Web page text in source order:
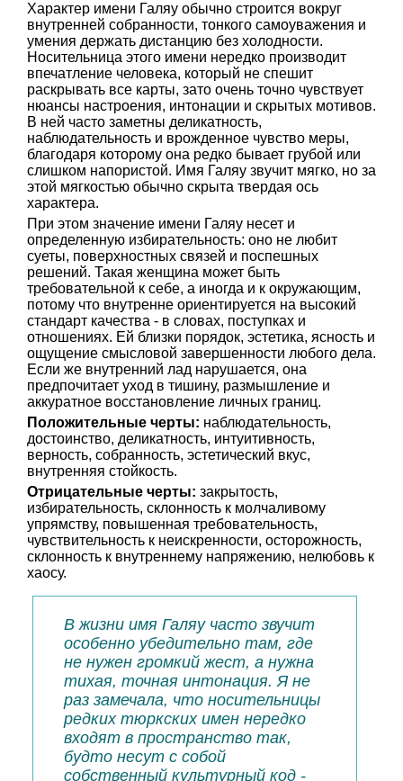
Характер имени Галяу обычно строится вокруг
внутренней собранности, тонкого самоуважения и
умения держать дистанцию без холодности.
Носительница этого имени нередко производит
впечатление человека, который не спешит
раскрывать все карты, зато очень точно чувствует
нюансы настроения, интонации и скрытых мотивов.
В ней часто заметны деликатность,
наблюдательность и врожденное чувство меры,
благодаря которому она редко бывает грубой или
слишком напористой. Имя Галяу звучит мягко, но за
этой мягкостью обычно скрыта твердая ось
характера.
При этом значение имени Галяу несет и
определенную избирательность: оно не любит
суеты, поверхностных связей и поспешных
решений. Такая женщина может быть
требовательной к себе, а иногда и к окружающим,
потому что внутренне ориентируется на высокий
стандарт качества - в словах, поступках и
отношениях. Ей близки порядок, эстетика, ясность и
ощущение смысловой завершенности любого дела.
Если же внутренний лад нарушается, она
предпочитает уход в тишину, размышление и
аккуратное восстановление личных границ.
Положительные черты: наблюдательность,
достоинство, деликатность, интуитивность,
верность, собранность, эстетический вкус,
внутренняя стойкость.
Отрицательные черты: закрытость,
избирательность, склонность к молчаливому
упрямству, повышенная требовательность,
чувствительность к неискренности, осторожность,
склонность к внутреннему напряжению, нелюбовь к
хаосу.
В жизни имя Галяу часто звучит
особенно убедительно там, где
не нужен громкий жест, а нужна
тихая, точная интонация. Я не
раз замечала, что носительницы
редких тюркских имен нередко
входят в пространство так,
будто несут с собой
собственный культурный код -